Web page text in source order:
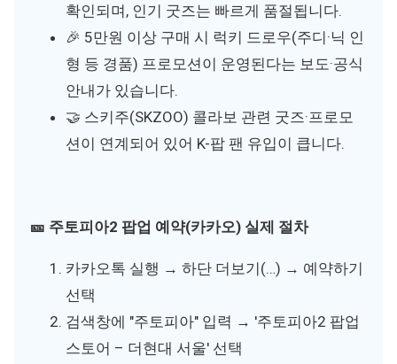
확인되며, 인기 굿즈는 빠르게 품절됩니다.
🎉 5만원 이상 구매 시 럭키 드로우(주디·닉 인
형 등 경품) 프로모션이 운영된다는 보도·공식
안내가 있습니다.
🤝 스키주(SKZOO) 콜라보 관련 굿즈·프로모
션이 연계되어 있어 K-팝 팬 유입이 큽니다.
🎫 주토피아2 팝업 예약(카카오) 실제 절차
카카오톡 실행 → 하단 더보기(…) → 예약하기
선택
검색창에 "주토피아" 입력 → '주토피아2 팝업
스토어 – 더현대 서울' 선택